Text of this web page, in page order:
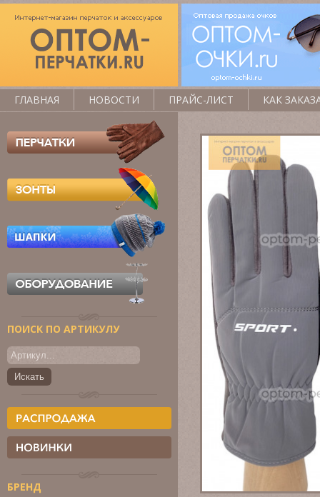
ПОИСК ПО АРТИКУЛУ
БРЕНД
ГЛАВНАЯ НОВОСТИ ПРАЙС-ЛИСТ КАК